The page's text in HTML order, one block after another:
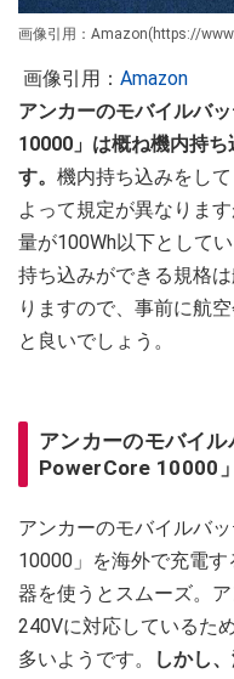
画像引用：Amazon(https://
画像引用： Amazon
アンカーのモバイルバ
10000」は概ね機内持
す。 機内持ち込みをし
よって規定が異なりま
量が100Wh以下として
持ち込みができる規格
りますので、事前に航
と良いでしょう。
アンカーのモバイ
PowerCore 10000
アンカーのモバイルバ
10000」を海外で充電
器を使うとスムーズ。
240Vに対応しているた
多いようです。
しかし